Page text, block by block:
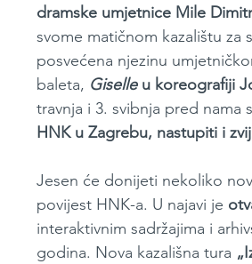
dramske umjetnice Mile
svome matičnom kazalištu
posvećena njezinu
baleta, Giselle u koreografiji
travnja i 3. svibnja pred nama
HNK u Zagrebu, nastupiti i
Jesen će donijeti nekoliko
povijest HNK-a. U najavi je
interaktivnim sadržajima i
godina. Nova kazališna tura